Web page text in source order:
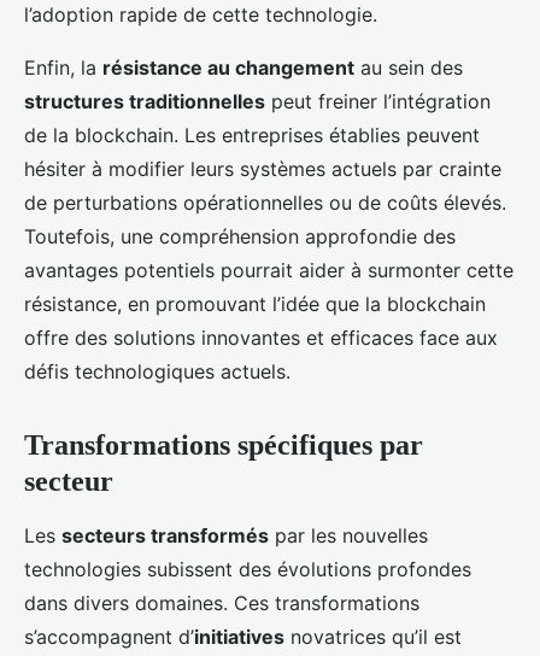
l’adoption rapide de cette technologie.
Enfin, la résistance au changement au sein des
structures traditionnelles peut freiner l’intégration
de la blockchain. Les entreprises établies peuvent
hésiter à modifier leurs systèmes actuels par crainte
de perturbations opérationnelles ou de coûts élevés.
Toutefois, une compréhension approfondie des
avantages potentiels pourrait aider à surmonter cette
résistance, en promouvant l’idée que la blockchain
offre des solutions innovantes et efficaces face aux
défis technologiques actuels.
Transformations spécifiques par
secteur
Les secteurs transformés par les nouvelles
technologies subissent des évolutions profondes
dans divers domaines. Ces transformations
s’accompagnent d’initiatives novatrices qu’il est